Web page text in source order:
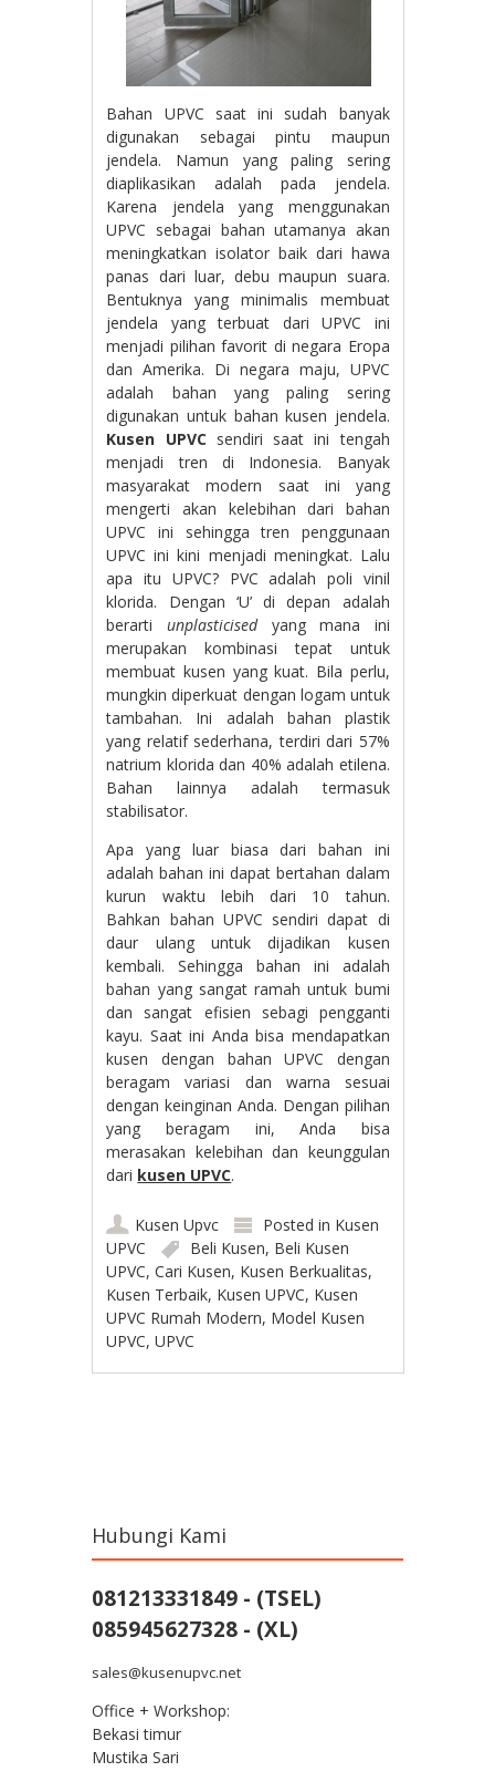
Bahan UPVC saat ini sudah banyak
digunakan sebagai pintu maupun
jendela. Namun yang paling sering
diaplikasikan adalah pada jendela.
Karena jendela yang menggunakan
UPVC sebagai bahan utamanya akan
meningkatkan isolator baik dari hawa
panas dari luar, debu maupun suara.
Bentuknya yang minimalis membuat
jendela yang terbuat dari UPVC ini
menjadi pilihan favorit di negara Eropa
dan Amerika. Di negara maju, UPVC
adalah bahan yang paling sering
digunakan untuk bahan kusen jendela.
Kusen UPVC sendiri saat ini tengah
menjadi tren di Indonesia. Banyak
masyarakat modern saat ini yang
mengerti akan kelebihan dari bahan
UPVC ini sehingga tren penggunaan
UPVC ini kini menjadi meningkat. Lalu
apa itu UPVC? PVC adalah poli vinil
klorida. Dengan ‘U’ di depan adalah
berarti unplasticisedyang mana ini
merupakan kombinasi tepat untuk
membuat kusen yang kuat. Bila perlu,
mungkin diperkuat dengan logam untuk
tambahan. Ini adalah bahan plastik
yang relatif sederhana, terdiri dari 57%
natrium klorida dan 40% adalah etilena.
Bahan lainnya adalah termasuk
stabilisator.
Apa yang luar biasa dari bahan ini
adalah bahan ini dapat bertahan dalam
kurun waktu lebih dari 10 tahun.
Bahkan bahan UPVC sendiri dapat di
daur ulang untuk dijadikan kusen
kembali. Sehingga bahan ini adalah
bahan yang sangat ramah untuk bumi
dan sangat efisien sebagi pengganti
kayu. Saat ini Anda bisa mendapatkan
kusen dengan bahan UPVC dengan
beragam variasi dan warna sesuai
dengan keinginan Anda. Dengan pilihan
yang beragam ini, Anda bisa
merasakan kelebihan dan keunggulan
dari kusen UPVC.
Kusen Upvc Posted in Kusen
UPVC
Beli Kusen, Beli Kusen
UPVC,Cari Kusen, Kusen Berkualitas,
Kusen Terbaik, Kusen UPVC, Kusen
UPVC Rumah Modern, Model Kusen
UPVC,UPVC
Hubungi Kami
081213331849 - (TSEL)
085945627328 - (XL)
sales@kusenupvc.net
Office + Workshop:
Bekasi timur
Mustika Sari